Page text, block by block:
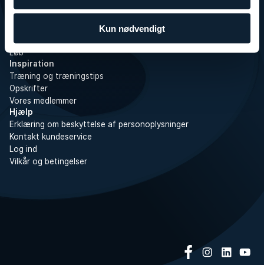
Kun nødvendigt
Træningsområdet
Træningsprogrammer
Løb
Inspiration
Træning og træningstips
Opskrifter
Vores medlemmer
Hjælp
Erklæring om beskyttelse af personoplysninger
Kontakt kundeservice
Log ind
Vilkår og betingelser